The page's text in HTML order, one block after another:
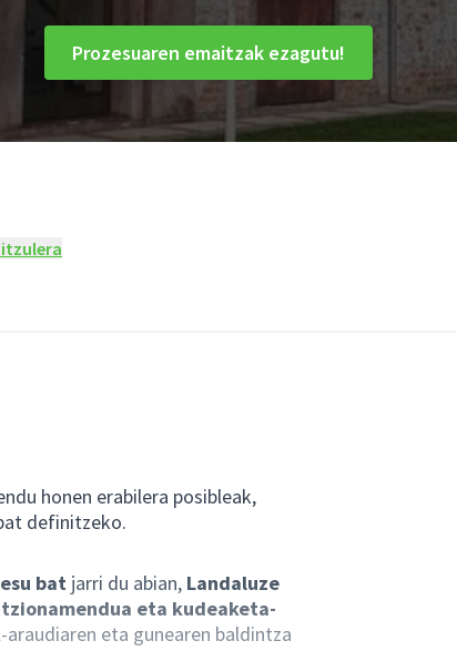
Prozesuaren emaitzak ezagutu!
honen erabilera posibleak,
definitzeko.
bat jarri du abian, Landaluze
eta kudeaketa-
eta gunearen baldintza